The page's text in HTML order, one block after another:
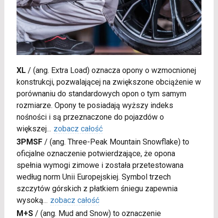
XL/ (ang. Extra Load) oznacza opony o wzmocnionej
konstrukcji, pozwalającej na zwiększone obciążenie w
porównaniu do standardowych opon o tym samym
rozmiarze. Opony te posiadają wyższy indeks
nośności i są przeznaczone do pojazdów o
większej... zobacz całość
3PMSF/ (ang. Three-Peak Mountain Snowflake) to
oficjalne oznaczenie potwierdzające, że opona
spełnia wymogi zimowe i została przetestowana
według norm Unii Europejskiej. Symbol trzech
szczytów górskich z płatkiem śniegu zapewnia
wysoką... zobacz całość
M+S/ (ang. Mud and Snow) to oznaczenie